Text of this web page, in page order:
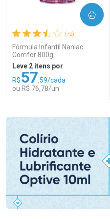
(72)
Fórmula Infantil Nanlac
Comfor 800g
Leve 2 itens por
R$57,59/cada
ou R$ 76,78/un
COMPRAR